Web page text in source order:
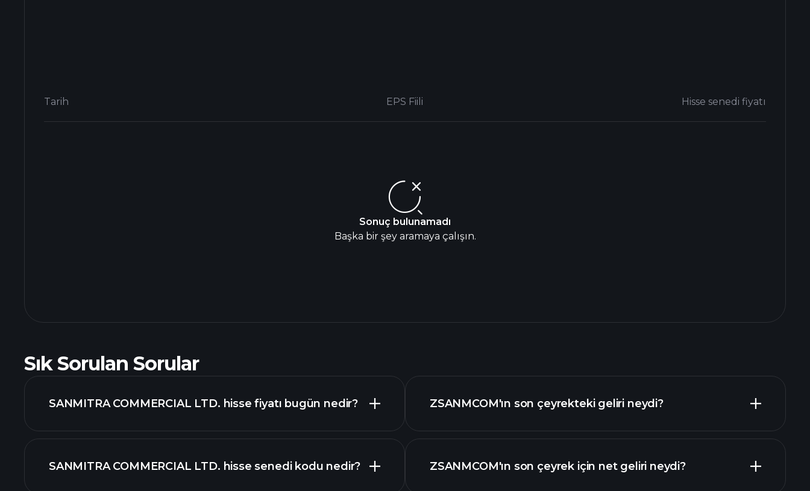
Tarih EPS Fiili Hisse senedi fiyatı
Sonuç bulunamadı
Başka bir şey aramaya çalışın.
Sık Sorulan Sorular
SANMITRA COMMERCIAL LTD. hisse fiyatı bugün nedir?
SANMITRA COMMERCIAL LTD. hisse senedi kodu nedir?
ZSANMCOM'ın son çeyrekteki geliri neydi?
ZSANMCOM'ın son çeyrek için net geliri neydi?